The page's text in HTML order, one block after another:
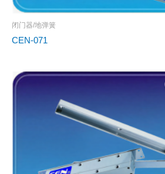
闭门器/地弹簧
CEN-071